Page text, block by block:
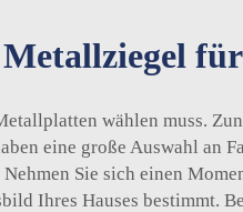
wählen muss.
eine große Auswahl an
Sie sich einen
Ihres Hauses bestimmt.